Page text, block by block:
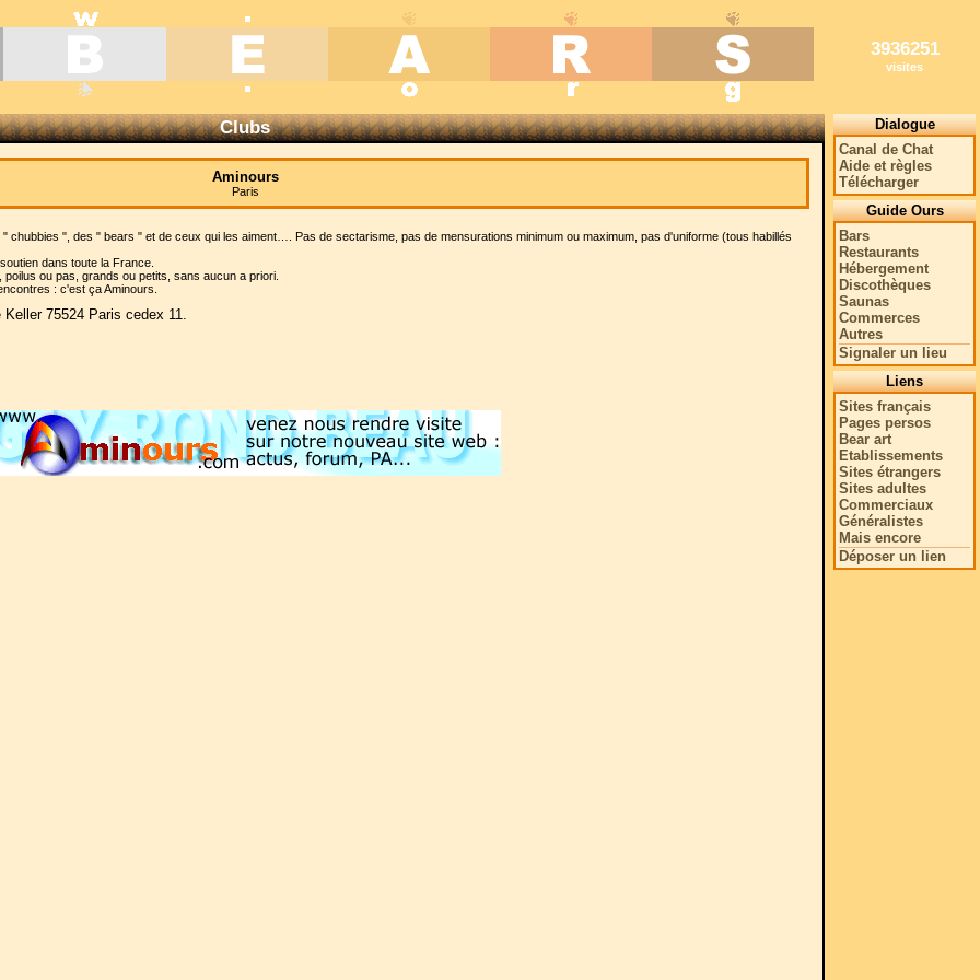
3936251
visites
Clubs
Aminours
Paris
chubbies ", des " bears " et de ceux qui les aiment…. Pas de sectarisme, pas de mensurations minimum ou maximum, pas d'uniforme (tous habillés
dans toute la France.
ou pas, grands ou petits, sans aucun a priori.
: c'est ça Aminours.
75524 Paris cedex 11.
Dialogue
Canal de Chat
Aide et règles
Télécharger
Guide Ours
Bars
Restaurants
Hébergement
Discothèques
Saunas
Commerces
Autres
Signaler un lieu
Liens
Sites français
Pages persos
Bear art
Etablissements
Sites étrangers
Sites adultes
Commerciaux
Généralistes
Mais encore
Déposer un lien